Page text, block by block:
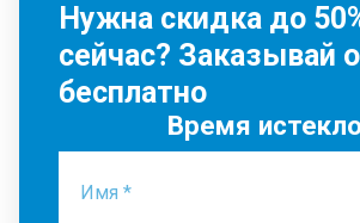
Нужна скидка до
сейчас? Заказывай
бесплатно
Время
Имя *